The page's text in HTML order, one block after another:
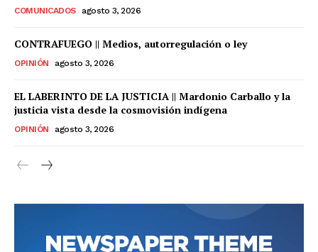
COMUNICADOS agosto 3, 2026
CONTRAFUEGO || Medios, autorregulación o ley
OPINIÓN agosto 3, 2026
EL LABERINTO DE LA JUSTICIA || Mardonio Carballo y la
justicia vista desde la cosmovisión indígena
OPINIÓN agosto 3, 2026